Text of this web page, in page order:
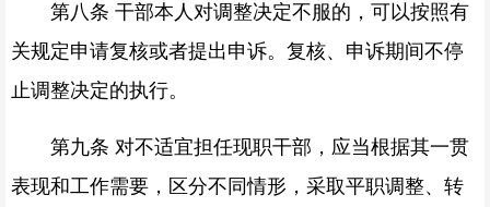
第八条 干部本人对调整决定不服的，可以按照有
关规定申请复核或者提出申诉。复核、申诉期间不停
止调整决定的执行。
第九条 对不适宜担任现职干部，应当根据其一贯
表现和工作需要，区分不同情形，采取平职调整、转